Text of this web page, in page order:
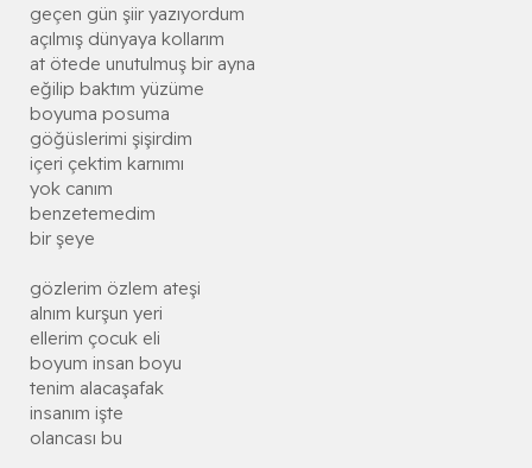
geçen gün şiir yazıyordum
açılmış dünyaya kollarım
at ötede unutulmuş bir ayna
eğilip baktım yüzüme
boyuma posuma
göğüslerimi şişirdim
içeri çektim karnımı
yok canım
benzetemedim
bir şeye
gözlerim özlem ateşi
alnım kurşun yeri
ellerim çocuk eli
boyum insan boyu
tenim alacaşafak
insanım işte
olancası bu